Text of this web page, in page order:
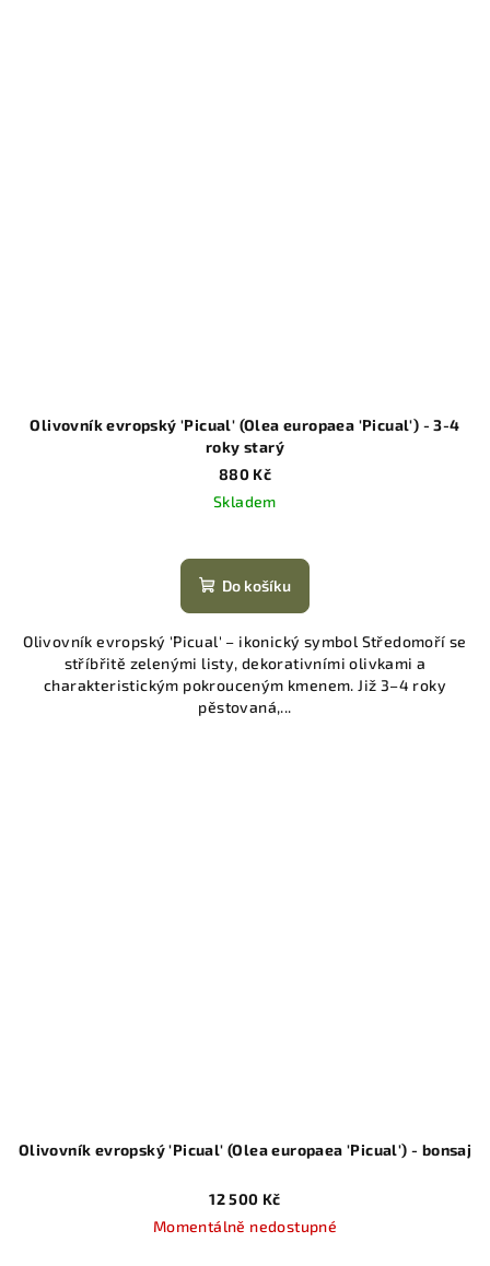
Olivovník evropský 'Picual' (Olea europaea 'Picual') - 3-4
roky starý
880 Kč
Skladem
Do košíku
Olivovník evropský 'Picual' – ikonický symbol Středomoří se
stříbřitě zelenými listy, dekorativními olivkami a
charakteristickým pokrouceným kmenem. Již 3–4 roky
pěstovaná,...
Olivovník evropský 'Picual' (Olea europaea 'Picual') - bonsaj
12 500 Kč
Momentálně nedostupné